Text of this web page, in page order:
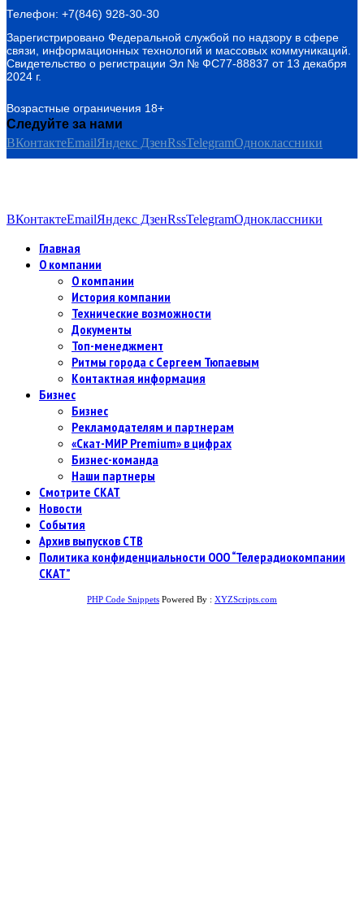
Телефон: +7(846) 928-30-30
Зарегистрировано Федеральной службой по надзору в сфере
связи, информационных технологий и массовых коммуникаций.
Свидетельство о регистрации Эл № ФС77-88837 от 13 декабря
2024 г.
Возрастные ограничения 18+
Следуйте за нами
ВКонтактеEmailЯндекс ДзенRssTelegramОдноклассники
ВКонтактеEmailЯндекс ДзенRssTelegramОдноклассники
Главная
О компании
О компании
История компании
Технические возможности
Документы
Топ-менеджмент
Ритмы города с Сергеем Тюпаевым
Контактная информация
Бизнес
Бизнес
Рекламодателям и партнерам
«Скат-МИР Premium» в цифрах
Бизнес-команда
Наши партнеры
Смотрите СКАТ
Новости
События
Архив выпусков СТВ
Политика конфиденциальности ООО “Телерадиокомпании
СКАТ”
PHP Code Snippets Powered By : XYZScripts.com